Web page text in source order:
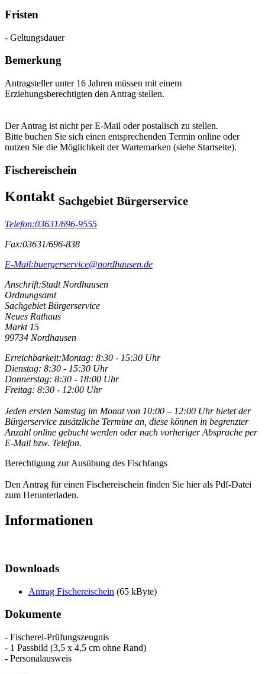
Fristen
- Geltungsdauer
Bemerkung
Antragsteller unter 16 Jahren müssen mit einem
Erziehungsberechtigten den Antrag stellen.
Der Antrag ist nicht per E-Mail oder postalisch zu stellen.
Bitte buchen Sie sich einen entsprechenden Termin online oder
nutzen Sie die Möglichkeit der Wartemarken (siehe Startseite).
Fischereischein
Kontakt Sachgebiet Bürgerservice
Telefon:03631/696-9555
Fax:03631/696-838
E-Mail:buergerservice@nordhausen.de
Anschrift:Stadt Nordhausen
Ordnungsamt
Sachgebiet Bürgerservice
Neues Rathaus
Markt 15
99734 Nordhausen
Erreichbarkeit:Montag: 8:30 - 15:30 Uhr
Dienstag: 8:30 - 15:30 Uhr
Donnerstag: 8:30 - 18:00 Uhr
Freitag: 8:30 - 12:00 Uhr
Jeden ersten Samstag im Monat von 10:00 – 12:00 Uhr bietet der
Bürgerservice zusätzliche Termine an, diese können in begrenzter
Anzahl online gebucht werden oder nach vorheriger Absprache per
E-Mail bzw. Telefon.
Berechtigung zur Ausübung des Fischfangs
Den Antrag für einen Fischereischein finden Sie hier als Pdf-Datei
zum Herunterladen.
Informationen
Downloads
Antrag Fischereischein (65 kByte)
Dokumente
- Fischerei-Prüfungszeugnis
- 1 Passbild (3,5 x 4,5 cm ohne Rand)
- Personalausweis